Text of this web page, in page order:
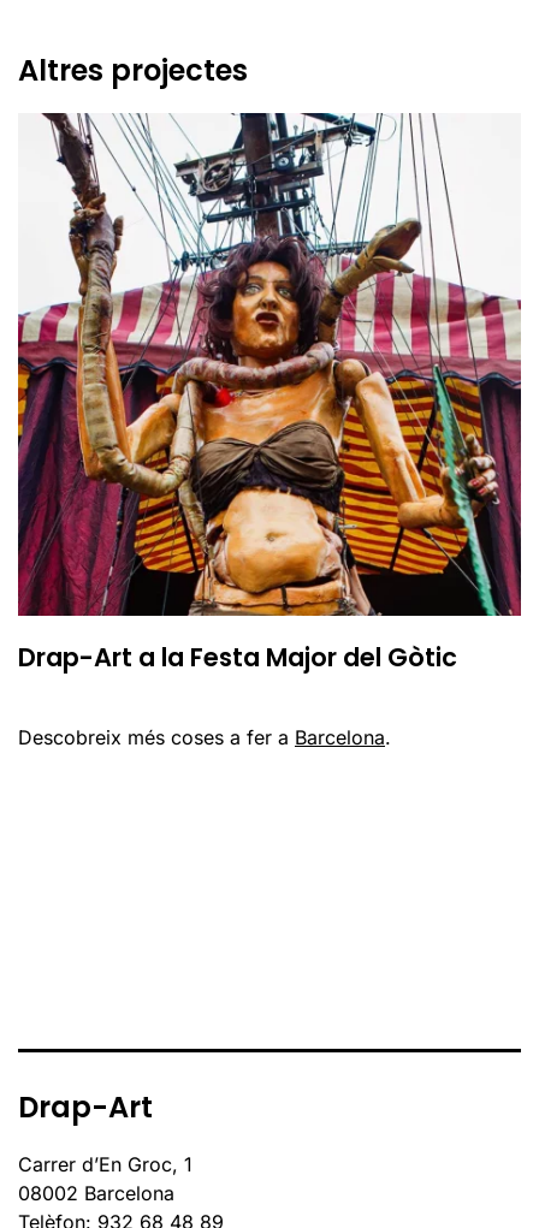
Altres projectes
Drap-Art a la Festa Major del Gòtic
Descobreix més coses a fer a Barcelona.
Drap-Art
Carrer d’En Groc, 1
08002 Barcelona
Telèfon: 932 68 48 89